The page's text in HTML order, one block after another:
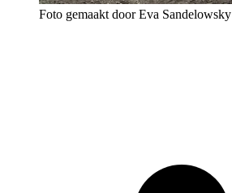
Foto gemaakt door Eva Sandelowsky